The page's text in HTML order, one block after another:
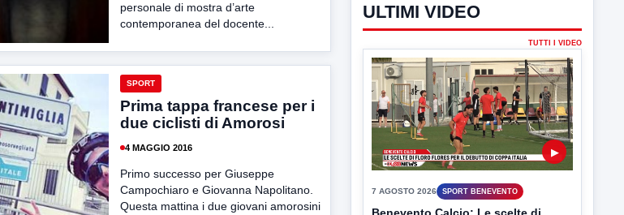
personale di mostra d’arte
contemporanea del docente...
SPORT
Prima tappa francese per i
due ciclisti di Amorosi
4 MAGGIO 2016
Primo successo per Giuseppe
Campochiaro e Giovanna Napolitano.
Questa mattina i due giovani amorosini
ULTIMI VIDEO
TUTTI I VIDEO